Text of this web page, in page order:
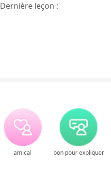
Dernière leçon :
amical bon pour expliquer